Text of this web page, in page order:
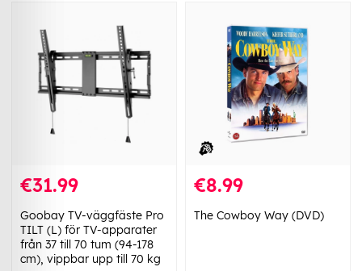
€31.99
Goobay TV-väggfäste Pro
TILT (L) för TV-apparater
från 37 till 70 tum (94-178
cm), vippbar upp till 70 kg
€8.99
The Cowboy Way (DVD)